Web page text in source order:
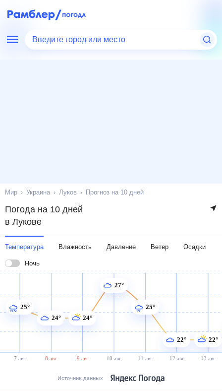
Введите город или место
Мир Украина Луков Прогноз на 10 дней
Погода на 10 дней
в Лукове
Температура Влажность Давление Ветер Осадки
Ночь
7 авг 8 авг 9 авг 10 авг 11 авг 12 авг 13 авг
25°
24°
24°
27°
25°
22° 22°
Источник данных